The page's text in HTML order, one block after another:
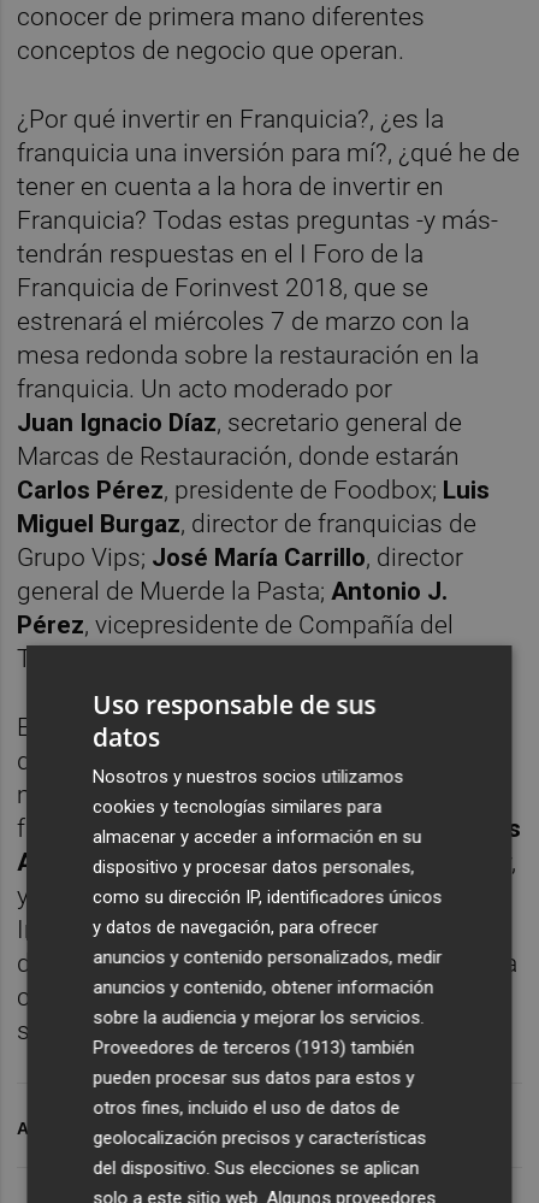
conocer de primera mano diferentes
conceptos de negocio que operan.
¿Por qué invertir en Franquicia?, ¿es la
franquicia una inversión para mí?, ¿qué he de
tener en cuenta a la hora de invertir en
Franquicia? Todas estas preguntas -y más-
tendrán respuestas en el I Foro de la
Franquicia de Forinvest 2018, que se
estrenará el miércoles 7 de marzo con la
mesa redonda sobre la restauración en la
franquicia. Un acto moderado por
Juan Ignacio Díaz, secretario general de
Marcas de Restauración, donde estarán
Carlos Pérez, presidente de Foodbox; Luis
Miguel Burgaz, director de franquicias de
Grupo Vips; José María Carrillo, director
general de Muerde la Pasta;Antonio J.
Pérez, vicepresidente de Compañía del
Trópico.
En la sesión vespertina
director general de Centrofranquicias,
moderará la charla 'Casos de éxito en
franquicias' donde estarán presentes
Nicolás
Agama, director general de Lavanda Laundry,
y
Javier Fernández, director general de
Interfilm. Precisamente la directora general
de Centrofranquicias hablará de la franquicia
como inversión con menor riesgo al día
siguiente.
ARCHIVADO EN FRANQUICIA FORINVEST 2018
Uso responsable de sus
datos
Nosotros y nuestros socios utilizamos
cookies y tecnologías similares para
almacenar y acceder a información en su
dispositivo y procesar datos personales,
como su dirección IP, identificadores únicos
y datos de navegación, para ofrecer
anuncios y contenido personalizados, medir
anuncios y contenido, obtener información
sobre la audiencia y mejorar los servicios.
Proveedores de terceros (1913) también
pueden procesar sus datos para estos y
otros fines, incluido el uso de datos de
geolocalización precisos y características
del dispositivo. Sus elecciones se aplican
solo a este sitio web. Algunos proveedores